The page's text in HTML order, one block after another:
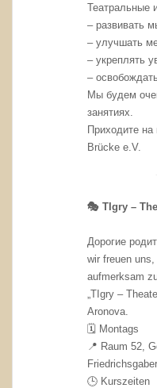
Театральные
– развивать
– улучшать
– укреплять
–
Мы будем
занятиях.
Приходите на
Brücke e.V.
🎭 TIgry –
Дорогие
wir freuen
aufmerksam
„TIgry –
Aronova.
🗓 Montags
📍 Raum 52,
🕒 Kurszeiten